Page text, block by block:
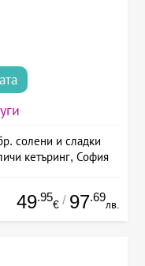
солени и сладки
кетъринг, София
49.95
€ / 97.69
лв.